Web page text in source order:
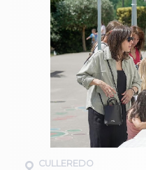
CULLEREDO